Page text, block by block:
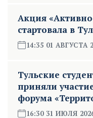
Акция
стартовала в
14:35 01 АВГУСТА
Тульские
приняли
форума
16:30 31 ИЮЛЯ